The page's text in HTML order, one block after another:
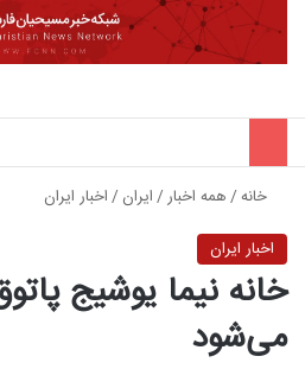
خانه/همه اخبار/ایران /اخبار ایران
اخبار ایران
خانه نیما یوشیج
می‌‌‌شود